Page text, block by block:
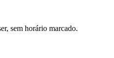
sem horário marcado.